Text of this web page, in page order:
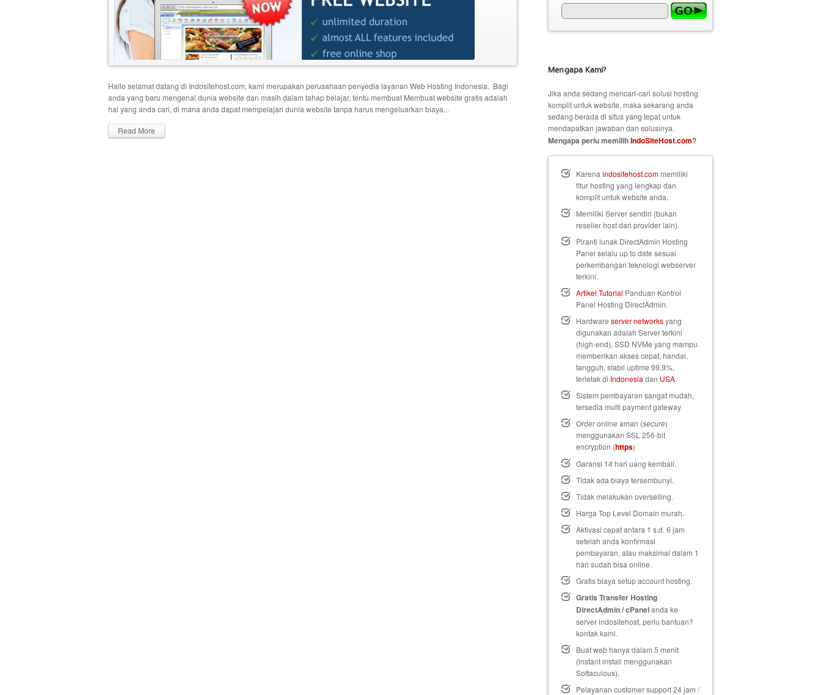
Hallo selamat datang di Indositehost.com, kami merupakan perusahaan penyedia layanan Web Hosting Indonesia. Bagi
anda yang baru mengenal dunia website dan masih dalam tahap belajar, tentu membuat Membuat website gratis adalah
hal yang anda cari, di mana anda dapat mempelajari dunia website tanpa harus mengeluarkan biaya...
Read More
Mengapa Kami?
Jika anda sedang mencari-cari solusi hosting
komplit untuk website, maka sekarang anda
sedang berada di situs yang tepat untuk
mendapatkan jawaban dan solusinya.
Mengapa perlu memilihIndoSiteHost.com?
Karena indositehost.commemiliki
fitur hosting yang lengkap dan
komplit untuk website anda.
Memiliki Server sendiri (bukan
reseller host dari provider lain).
Piranti lunak DirectAdmin Hosting
Panel selalu up to date sesuai
perkembangan teknologi webserver
terkini.
Artikel Tutorial Panduan Kontrol
Panel Hosting DirectAdmin.
Hardware server networksyang
digunakan adalah Server terkini
(high-end), SSD NVMe yang mampu
memberikan akses cepat, handal,
tangguh, stabil uptime 99,9%,
terletak di Indonesia dan USA.
Sistem pembayaran sangat mudah,
tersedia multi payment gateway.
Order online aman (secure)
menggunakan SSL 256-bit
encryption (https)
Garansi 14 hari uang kembali.
Tidak ada biaya tersembunyi.
Tidak melakukan overselling.
Harga Top Level Domain murah.
Aktivasi cepat antara 1 s.d. 6 jam
setelah anda konfirmasi
pembayaran, atau maksimal dalam 1
hari sudah bisa online.
Gratis biaya setupaccount hosting.
Gratis Transfer Hosting
DirectAdmin / cPanelanda ke
server indositehost, perlu bantuan?
kontak kami.
Buat web hanya dalam 5 menit
(instant install menggunakan
Softaculous).
Pelayanan customer support 24 jam /